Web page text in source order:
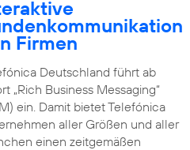
Firmen
Deutschland führt ab
„Rich Business Messaging“
ein. Damit bietet Telefónica
aller Größen und aller
einen zeitgemäßen